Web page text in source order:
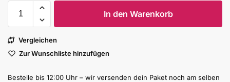
In den Warenkorb
Vergleichen
Zur Wunschliste hinzufügen
Bestelle bis 12:00 Uhr – wir versenden dein Paket noch am selben